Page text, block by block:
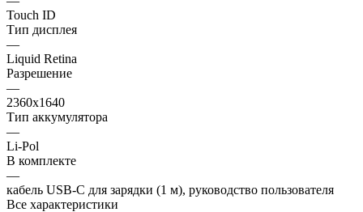
Touch ID
Тип дисплея
—
Liquid Retina
Разрешение
—
2360x1640
Тип аккумулятора
—
Li-Pol
В комплекте
—
кабель USB‑C для зарядки (1 м), руководство пользователя
Все характеристики